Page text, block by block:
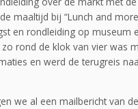
maaltijd bij “Lunch and
en rondleiding op museum
rond de klok van vier was
en werd de terugreis
we al een mailbericht van